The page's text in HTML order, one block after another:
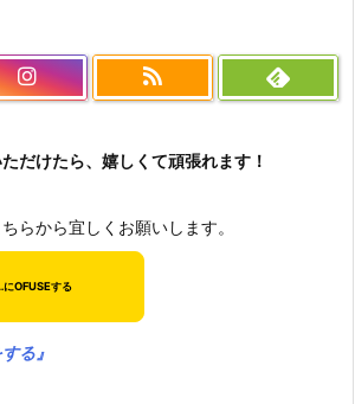
だけたら、嬉しくて頑張れます！
らから宜しくお願いします。
る』